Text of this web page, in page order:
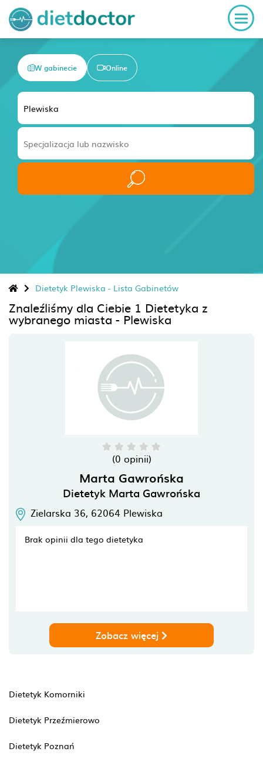
W gabinecie Online
Dietetyk Plewiska - Lista Gabinetów
Znaleźliśmy dla Ciebie 1 Dietetyka z
wybranego miasta - Plewiska
(0 opinii)
Marta Gawrońska
Dietetyk Marta Gawrońska
Zielarska 36, 62064 Plewiska
Brak opinii dla tego dietetyka
Zobacz więcej
Dietetyk Komorniki
Dietetyk Przeźmierowo
Dietetyk Poznań